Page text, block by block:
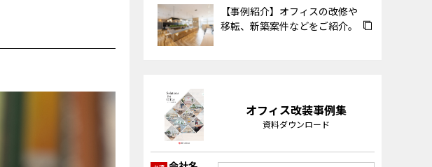
【事例紹介】オフィスの改修や
移転、新築案件などをご紹介。
オフィス改装事例集
資料ダウンロード